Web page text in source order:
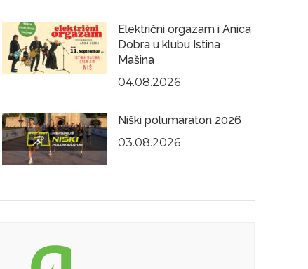
Električni orgazam i Anica
Dobra u klubu Istina
Mašina
04.08.2026
Niški polumaraton 2026
03.08.2026